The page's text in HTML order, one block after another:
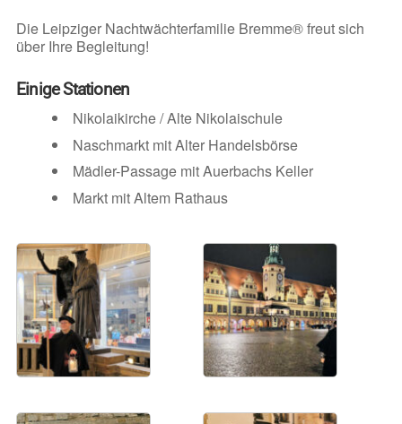
Die Leipziger Nachtwächterfamilie Bremme® freut sich
über Ihre Begleitung!
Einige Stationen
Nikolaikirche / Alte Nikolaischule
Naschmarkt mit Alter Handelsbörse
Mädler-Passage mit Auerbachs Keller
Markt mit Altem Rathaus